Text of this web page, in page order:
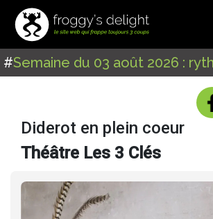
#Semaine du 03 août 2026 :
Diderot en plein coeur
Théâtre Les 3 Clés